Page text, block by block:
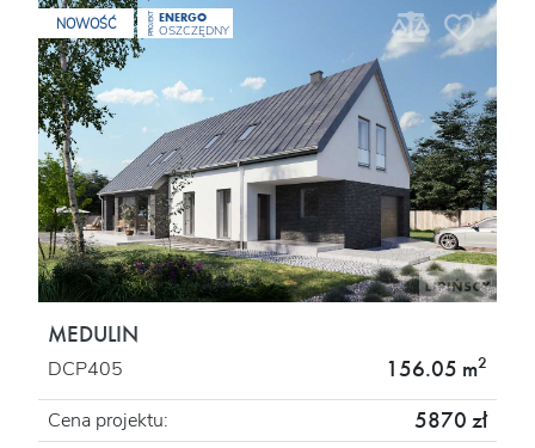
NOWOŚĆ PROJEKT ENERGO
OSZCZĘDNY
MEDULIN
DCP405 156.05 m2
Cena projektu: 5870 zł